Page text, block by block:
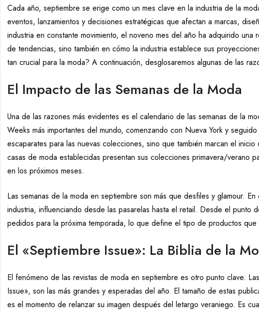
Cada año, septiembre se erige como un mes clave en la industria de la
eventos, lanzamientos y decisiones estratégicas que afectan a marcas,
industria en constante movimiento, el noveno mes del año ha adquirido
de tendencias, sino también en cómo la industria establece sus
tan crucial para la moda? A continuación, desglosaremos algunas de las
El Impacto de las Semanas de la Moda
Una de las razones más evidentes es el calendario de las semanas de la
Weeks más importantes del mundo, comenzando con Nueva York y
escaparates para las nuevas colecciones, sino que también marcan el
casas de moda establecidas presentan sus colecciones primavera/verano
en los próximos meses.
Las semanas de la moda en septiembre son más que desfiles y glamour.
industria, influenciando desde las pasarelas hasta el retail. Desde el punto
pedidos para la próxima temporada, lo que define el tipo de productos que
El «Septiembre Issue»: La Biblia de la
El fenómeno de las revistas de moda en septiembre es otro punto clave.
Issue», son las más grandes y esperadas del año. El tamaño de estas
es el momento de relanzar su imagen después del letargo veraniego. Es